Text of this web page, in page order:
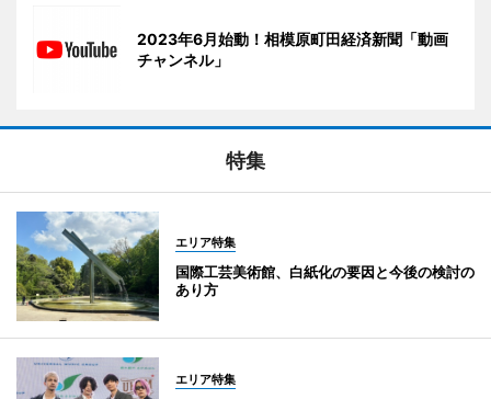
2023年6月始動！相模原町田経済新聞「動画
チャンネル」
特集
エリア特集
国際工芸美術館、白紙化の要因と今後の検討の
あり方
エリア特集